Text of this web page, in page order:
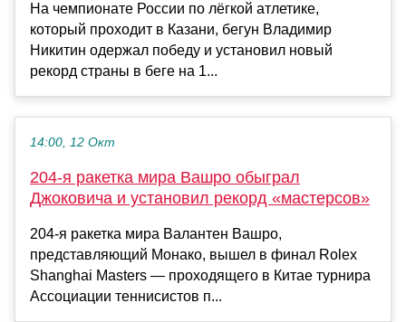
На чемпионате России по лёгкой атлетике,
который проходит в Казани, бегун Владимир
Никитин одержал победу и установил новый
рекорд страны в беге на 1...
14:00, 12 Окт
204-я ракетка мира Вашро обыграл
Джоковича и установил рекорд «мастерсов»
204-я ракетка мира Валантен Вашро,
представляющий Монако, вышел в финал Rolex
Shanghai Masters — проходящего в Китае турнира
Ассоциации теннисистов п...